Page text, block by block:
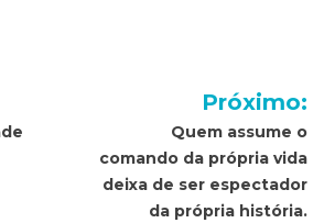
Próximo:
Quem assume o
comando da própria vida
deixa de ser espectador
da própria história.